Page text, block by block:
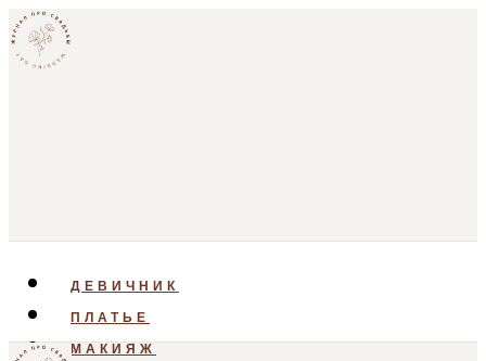
ДЕВИЧНИК
ПЛАТЬЕ
МАКИЯЖ